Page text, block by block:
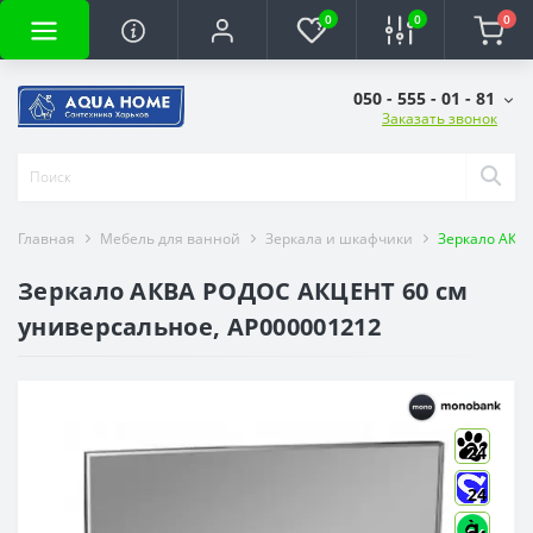
0 0 0
050 - 555 - 01 - 81
Заказать звонок
Главная Мебель для ванной Зеркала и шкафчики Зеркало
Зеркало АКВА РОДОС АКЦЕНТ 60 см
универсальное, АР000001212
24
24